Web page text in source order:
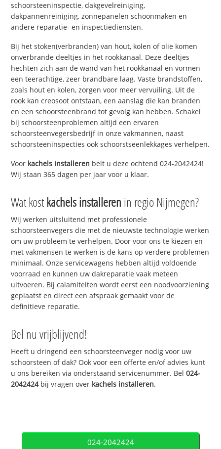
schoorsteeninspectie, dakgevelreiniging,
dakpannenreiniging, zonnepanelen schoonmaken en
andere reparatie- en inspectiediensten.
Bij het stoken(verbranden) van hout, kolen of olie komen
onverbrande deeltjes in het rookkanaal. Deze deeltjes
hechten zich aan de wand van het rookkanaal en vormen
een teerachtige, zeer brandbare laag. Vaste brandstoffen,
zoals hout en kolen, zorgen voor meer vervuiling. Uit de
rook kan creosoot ontstaan, een aanslag die kan branden
en een schoorsteenbrand tot gevolg kan hebben. Schakel
bij schoorsteenproblemen altijd een ervaren
schoorsteenvegersbedrijf in onze vakmannen, naast
schoorsteeninspecties ook schoorstseenlekkages verhelpen.
Voor kachels installeren belt u deze ochtend 024-2042424!
Wij staan 365 dagen per jaar voor u klaar.
Wat kostkachels installeren in regio Nijmegen?
Wij werken uitsluitend met professionele
schoorsteenvegers die met de nieuwste technologie werken
om uw probleem te verhelpen. Door voor ons te kiezen en
met vakmensen te werken is de kans op verdere problemen
minimaal. Onze servicewagens hebben altijd voldoende
voorraad en kunnen uw dakreparatie vaak meteen
uitvoeren. Bij calamiteiten wordt eerst een noodvoorziening
geplaatst en direct een afspraak gemaakt voor de
definitieve reparatie.
Bel nu vrijblijvend!
Heeft u dringend een schoorsteenveger nodig voor uw
schoorsteen of dak? Ook voor een offerte en/of advies kunt
u ons bereiken via onderstaand servicenummer. Bel024-
2042424bij vragen over kachels installeren.
024-2042424